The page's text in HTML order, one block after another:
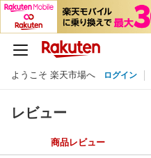
ようこそ 楽天市場へ ログイン
レビュー
商品レビュー